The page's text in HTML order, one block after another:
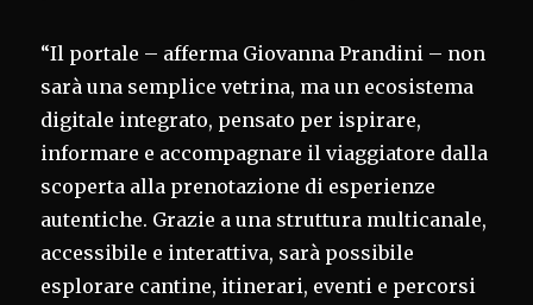
“Il portale – afferma Giovanna Prandini – non
sarà una semplice vetrina, ma un ecosistema
digitale integrato, pensato per ispirare,
informare e accompagnare il viaggiatore dalla
scoperta alla prenotazione di esperienze
autentiche. Grazie a una struttura multicanale,
accessibile e interattiva, sarà possibile
esplorare cantine, itinerari, eventi e percorsi